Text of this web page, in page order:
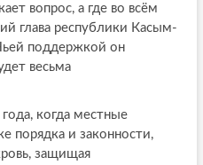
вопрос, а где во всём
глава республики Касым-
поддержкой он
весьма
когда местные
порядка и законности,
защищая